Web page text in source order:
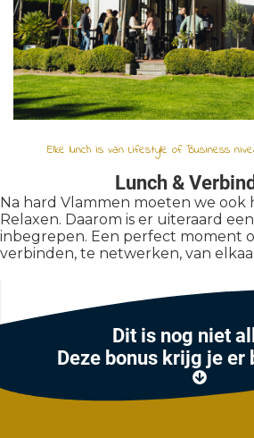
Elke lunch is van Lifestyle of Business
Lunch &
Na hard Vlammen moeten we ook
Relaxen. Daarom is er uiteraard
inbegrepen. Een perfect moment
verbinden, te netwerken, van
Dit is nog niet
Deze bonus krijg je er